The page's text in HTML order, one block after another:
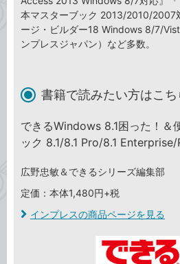
本マスターブック 2013/2010/2007
ージ・ビルダー18 Windows 8/7/
ンプレスジャパン）など多数。
書籍で読みたい方はこち
できるWindows 8.1困った！＆
ック 8.1/8.1 Pro/8.1 Enterprise/
広野忠敏＆できるシリーズ編集部
定価：本体1,480円+税
インプレスの商品ページを見る